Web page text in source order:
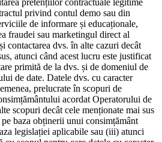
pretențiilor contractuale legitime
privind contul demo sau din
de informare și educaționale,
fraudei sau marketingul direct al
contactarea dvs. în alte cazuri decât
atunci când acest lucru este justificat
primită de la dvs. și de domeniul de
de date. Datele dvs. cu caracter
prelucrate în scopuri de
acordat Operatorului de
scopuri decât cele menționate mai sus
baza obținerii unui consimțământ
legislației aplicabile sau (iii) atunci